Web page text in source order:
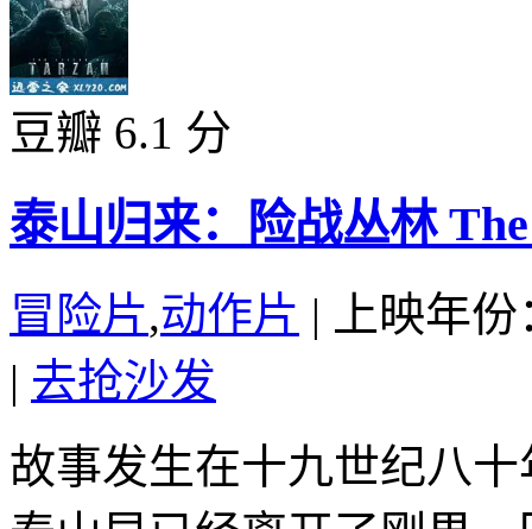
豆瓣 6.1 分
泰山归来：险战丛林
冒险片,动作片 |
上映年
| 去抢沙发
故事发生在十九世纪八